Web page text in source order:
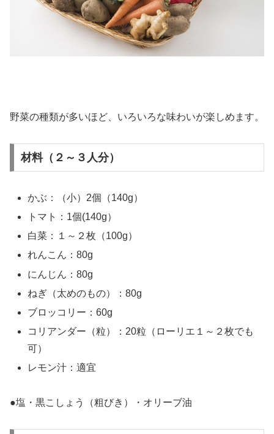
野菜の種類が多いほど、いろいろな味わいが楽しめます。
材料（２～３人分）
かぶ：（小）2個（140g）
トマト：1個(140g）
白菜：１～２枚（100g）
れんこん：80g
にんじん：80g
ねぎ（太めのもの）：80g
ブロッコリー：60g
コリアンダー（粒）：20粒（ローリエ１～２枚でも
可）
レモン汁：適宜
●塩・黒こしょう（粗びき）・オリーブ油